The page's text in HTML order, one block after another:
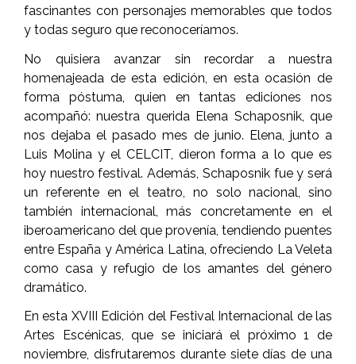
fascinantes con personajes memorables que todos
y todas seguro que reconoceríamos.
No quisiera avanzar sin recordar a nuestra
homenajeada de esta edición, en esta ocasión de
forma póstuma, quien en tantas ediciones nos
acompañó: nuestra querida Elena Schaposnik, que
nos dejaba el pasado mes de junio. Elena, junto a
Luis Molina y el CELCIT, dieron forma a lo que es
hoy nuestro festival. Además, Schaposnik fue y será
un referente en el teatro, no solo nacional, sino
también internacional, más concretamente en el
iberoamericano del que provenía, tendiendo puentes
entre España y América Latina, ofreciendo La Veleta
como casa y refugio de los amantes del género
dramático.
En esta XVIII Edición del Festival Internacional de las
Artes Escénicas, que se iniciará el próximo 1 de
noviembre, disfrutaremos durante siete días de una